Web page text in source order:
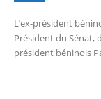
L’ex-président
Président du Sénat,
président béninois